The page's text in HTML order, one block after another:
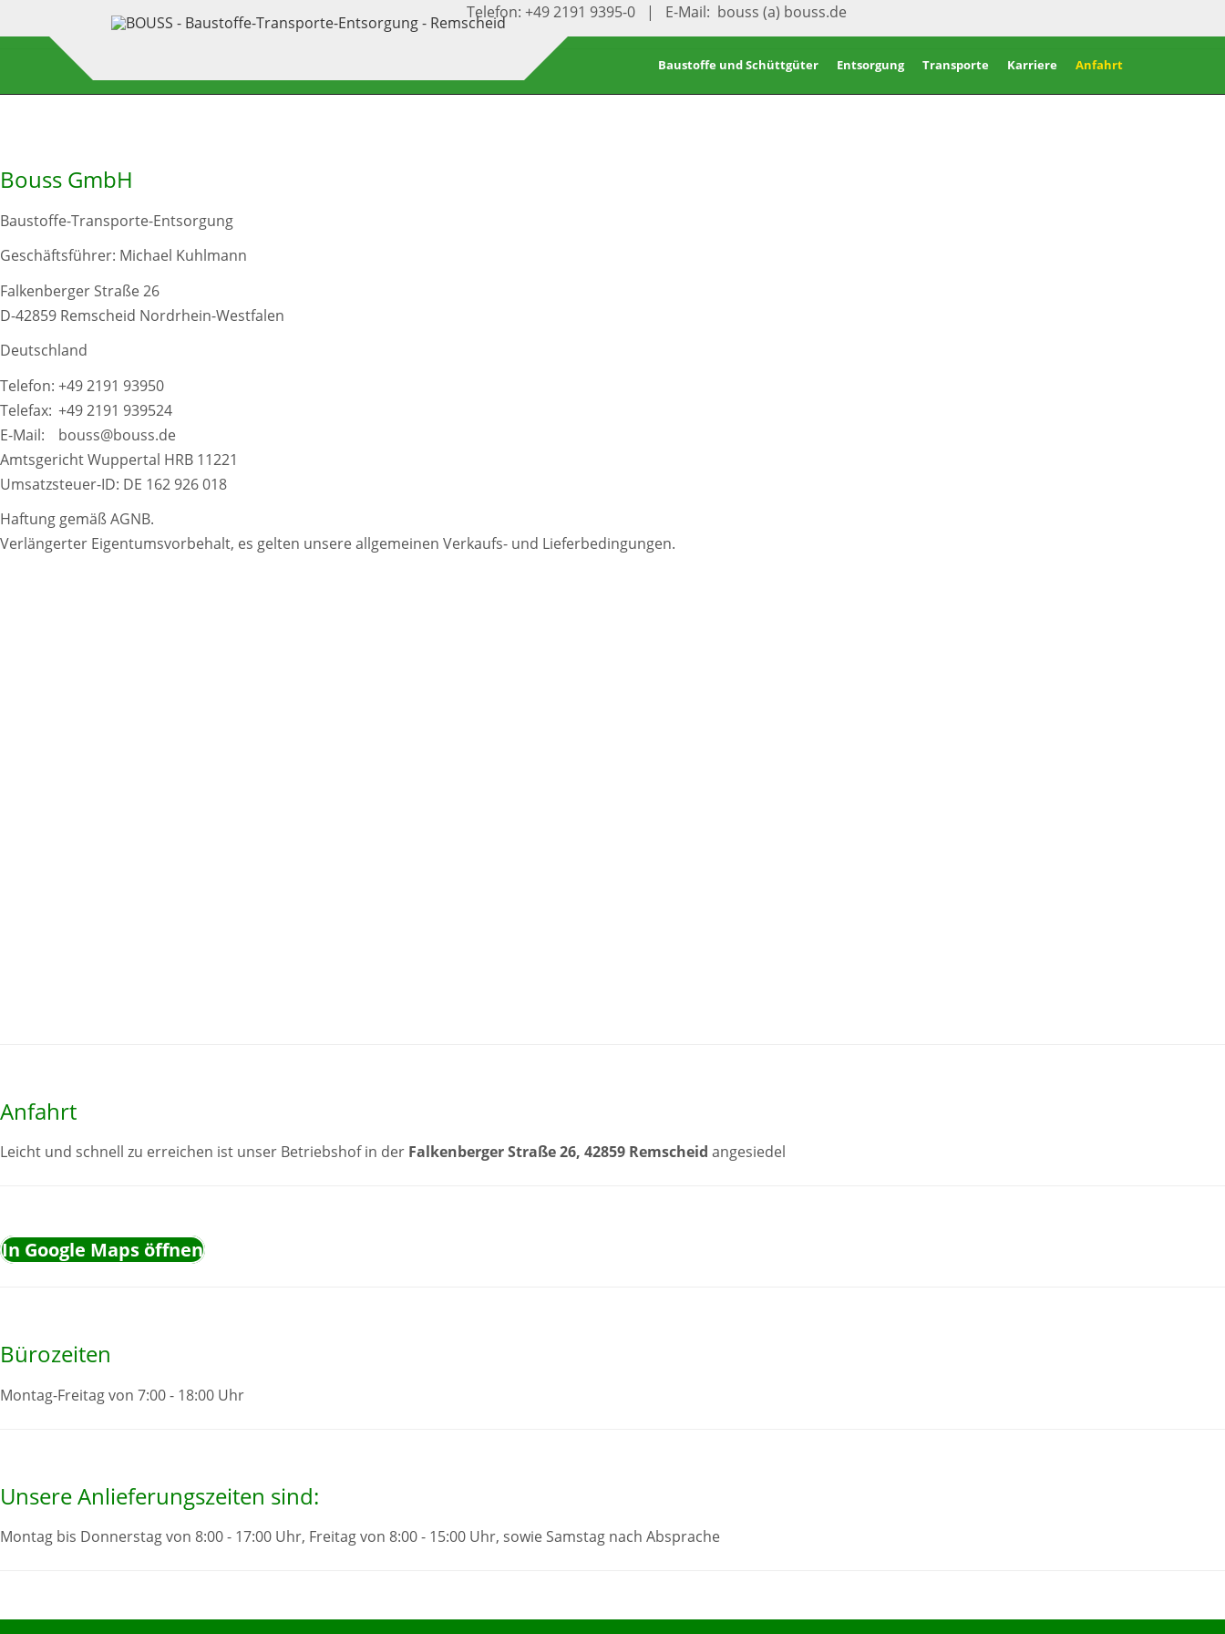
Telefon: +49 2191 9395-0 | E-Mail: bouss (a) bouss.de
Baustoffe und Schüttgüter Entsorgung Transporte Karriere Anfahrt
Bouss GmbH
Baustoffe-Transporte-Entsorgung
Geschäftsführer: Michael Kuhlmann
Falkenberger Straße 26
D-42859 Remscheid Nordrhein-Westfalen
Deutschland
Telefon: +49 2191 93950
Telefax: +49 2191 939524
E-Mail:
bouss@bouss.de
Amtsgericht Wuppertal HRB 11221
Umsatzsteuer-ID: DE 162 926 018
Haftung gemäß AGNB.
Verlängerter Eigentumsvorbehalt, es gelten unsere allgemeinen Verkaufs- und Lieferbedingungen.
Anfahrt
Leicht und schnell zu erreichen ist unser Betriebshof in der Falkenberger Straße 26, 42859 Remscheid angesiedel
In Google Maps öffnen
Bürozeiten
Montag-Freitag von 7:00 - 18:00 Uhr
Unsere Anlieferungszeiten sind:
Montag bis Donnerstag von 8:00 - 17:00 Uhr, Freitag von 8:00 - 15:00 Uhr, sowie Samstag nach Absprache